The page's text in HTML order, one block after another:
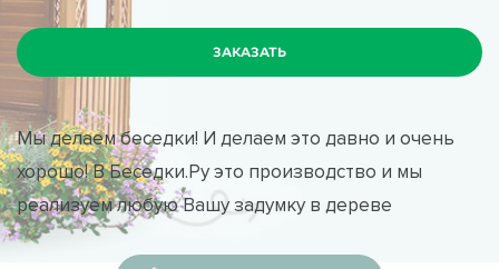
Мы делаем беседки! И делаем это давно и очень
хорошо! В Беседки.Ру это производство и мы
реализуем любую Вашу задумку в дереве